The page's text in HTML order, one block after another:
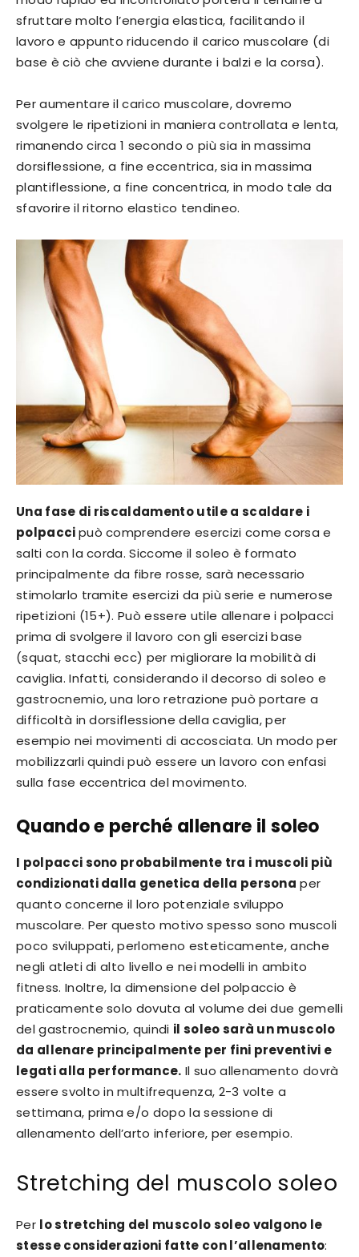
sfruttare molto l’energia elastica, facilitando il
lavoro e appunto riducendo il carico muscolare (di
base è ciò che avviene durante i balzi e la corsa).
Per aumentare il carico muscolare, dovremo
svolgere le ripetizioni in maniera controllata e lenta,
rimanendo circa 1 secondo o più sia in massima
dorsiflessione, a fine eccentrica, sia in massima
plantiflessione, a fine concentrica, in modo tale da
sfavorire il ritorno elastico tendineo.
Una fase di riscaldamento utile a scaldare i
polpaccipuò comprendere esercizi come corsa e
salti con la corda. Siccome il soleo è formato
principalmente da fibre rosse, sarà necessario
stimolarlo tramite esercizi da più serie e numerose
ripetizioni (15+). Può essere utile allenare i polpacci
prima di svolgere il lavoro con gli esercizi base
(squat, stacchi ecc) per migliorare la mobilità di
caviglia. Infatti, considerando il decorso di soleo e
gastrocnemio, una loro retrazione può portare a
difficoltà in dorsiflessione della caviglia, per
esempio nei movimenti di accosciata. Un modo per
mobilizzarli quindi può essere un lavoro con enfasi
sulla fase eccentrica del movimento.
Quando e perché allenare il soleo
I polpacci sono probabilmente tra i muscoli più
condizionati dalla genetica della persona per
quanto concerne il loro potenziale sviluppo
muscolare. Per questo motivo spesso sono muscoli
poco sviluppati, perlomeno esteticamente, anche
negli atleti di alto livello e nei modelli in ambito
fitness. Inoltre, la dimensione del polpaccio è
praticamente solo dovuta al volume dei due gemelli
del gastrocnemio, quindi il soleo sarà un muscolo
da allenare principalmente per fini preventivi e
legati alla performance. Il suo allenamento dovrà
essere svolto in multifrequenza, 2-3 volte a
settimana, prima e/o dopo la sessione di
allenamento dell’arto inferiore, per esempio.
Stretching del muscolo soleo
Per lo stretching del muscolo soleo valgono le
stesse considerazioni fatte con l’allenamento: